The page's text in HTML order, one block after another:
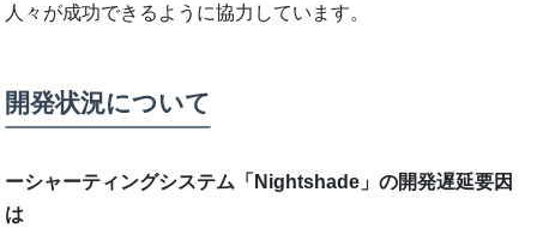
人々が成功できるように協力しています。
開発状況について
ーシャーティングシステム「Nightshade」の開発遅延要因
は